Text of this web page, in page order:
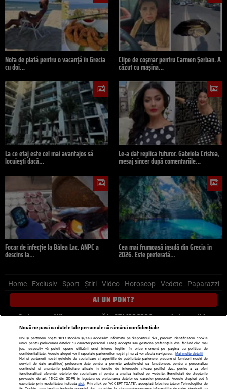
Nota de plată pentru o vacanță în Grecia
cu doi…
Clipe de coșmar pentru Carmen Șerban. A
căzut cu mașina…
La ce etaj este cel mai avantajos să
locuiești dacă…
Le-a dat replica tuturor. Gabriela Cristea,
mesaj sincer după comentariile…
Focar de infecție la Bâlea Lac. ANPC a
descins la…
Cea mai frumoasă insulă din Grecia în
2026. Este preferată…
Home Exclusiv Sport Știri Video Horoscop Vedete Paparazzi
AI UN PONT?
Scrie-ne pe Whatsapp, sună la 0741226226 sau trimite mail la
pont@cancan.ro
Știri interne Știri externe
Politică
Ultimele stiri
Diete Insula Iubirii Dictionar de vise
LIFE STYLE
Horoscop
Nouă ne pasă ca datele tale personale să rămână confidențiale
Noi și partenerii noștri 1017stocăm și/sau accesăm informații pe dispozitivul dvs., precum identificatorii cookie
unici pentru prelucrarea datelor cu caracter personal. Puteți accepta sau gestiona preferințele dvs. făcând clic mai
jos, respectiv vă puteți opune utilizării unui interes legitim în orice moment pe pagina cu politica de
confidențialitate. Aceste alegeri vor fi raportate partenerilor noștri și nu vă vor afecta navigarea.
Mai multe detalii
Noi si partenerii nostri (retelele de socializare si agentiile de publicitate partenere, precum si furnizorii nostri de
servicii de date analitice) prelucram date pentru a permite website-ului sa functioneze, pentru a personaliza
continutul si anunturile publicitare afisate in functie de interesele si/sau profilul dvs., pentru a va oferi
functionalitati aferente retelelor de socializare si pentru a analiza traficul pe website. Beneficiati de drepturile
prevazute de art. 15-22 din GDPR in legatura cu prelucrarea datelor cu caracter personal. Aceste drepturi pot fi
exercitate prin modalitatea indicataaici . Prin click pe “ACCEPT TOATE”, acceptati folosirea tuturor Tehnologiilor de